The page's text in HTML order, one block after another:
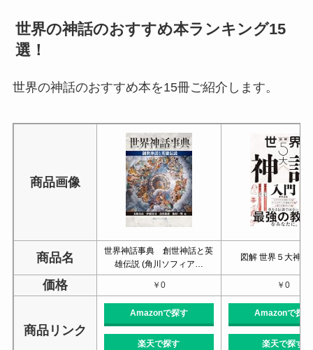
世界の神話のおすすめ本ランキング15
選！
世界の神話のおすすめ本を15冊ご紹介します。
商品画像
商品名
世界神話事典 創世神話と英
雄伝説 (角川ソフィア…
図解 世界５大神話
価格 ￥0 ￥0
商品リンク
Amazonで探す
楽天で探す
Amazonで探す
楽天で探す